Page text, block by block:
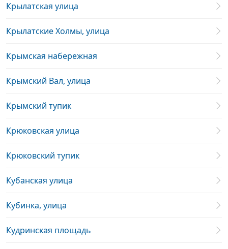
Крылатская улица
Крылатские Холмы, улица
Крымская набережная
Крымский Вал, улица
Крымский тупик
Крюковская улица
Крюковский тупик
Кубанская улица
Кубинка, улица
Кудринская площадь